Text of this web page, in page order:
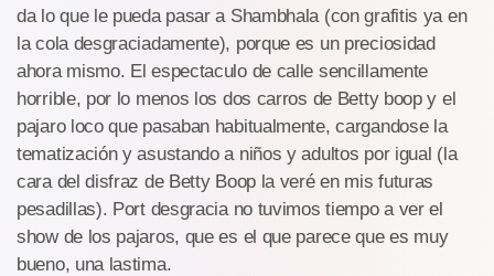
da lo que le pueda pasar a Shambhala (con grafitis ya en
la cola desgraciadamente), porque es un preciosidad
ahora mismo. El espectaculo de calle sencillamente
horrible, por lo menos los dos carros de Betty boop y el
pajaro loco que pasaban habitualmente, cargandose la
tematización y asustando a niños y adultos por igual (la
cara del disfraz de Betty Boop la veré en mis futuras
pesadillas). Port desgracia no tuvimos tiempo a ver el
show de los pajaros, que es el que parece que es muy
bueno, una lastima.